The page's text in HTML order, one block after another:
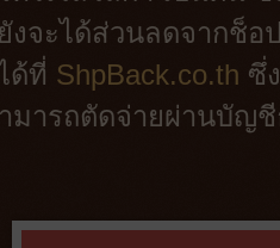
งจะได้ส่วนลดจากช็อ
ด้ที่ ShpBack.co.th ซึ่
มารถตัดจ่ายผ่านบัญ